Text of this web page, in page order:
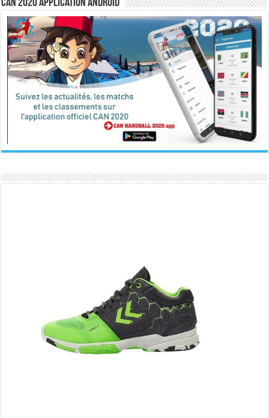
CAN 2020 Application Android